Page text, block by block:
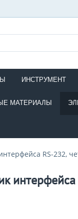
ИНСТРУМЕНТ
МАТЕРИАЛЫ
RS-232,